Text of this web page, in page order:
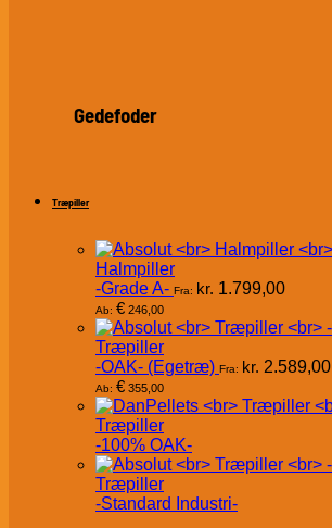
Gedefoder
Træpiller
Halmpiller
-Grade A- Fra: kr. 1.799,00
Ab: € 246,00
Træpiller
-OAK- (Egetræ) Fra: kr. 2.589,00
Ab: € 355,00
Træpiller
-100% OAK-
Træpiller
-Standard Industri-